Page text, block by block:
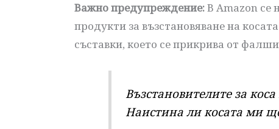
Важно предупреждение:В Amazon се
продукти за възстановяване на
съставки, което се прикрива от
Възстановителите за
Наистина ли косата ми